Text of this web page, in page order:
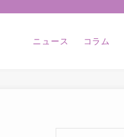
ニュース コラム